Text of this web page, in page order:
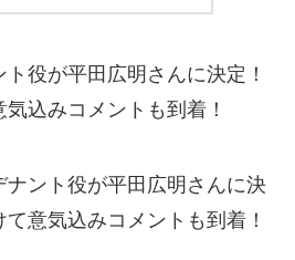
役が平田広明さんに決定！
込みコメントも到着！
ント役が平田広明さんに決
意気込みコメントも到着！